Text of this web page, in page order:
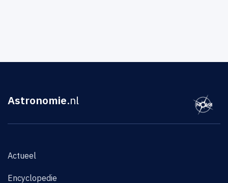
Astronomie.nl
Actueel
Encyclopedie